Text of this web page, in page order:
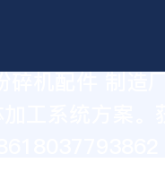
工系统方案。